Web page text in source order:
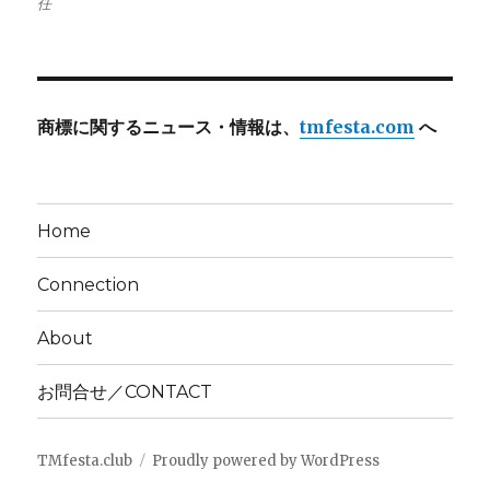
任
商標に関するニュース・情報は、tmfesta.com へ
Home
Connection
About
お問合せ／CONTACT
TMfesta.club Proudly powered by WordPress